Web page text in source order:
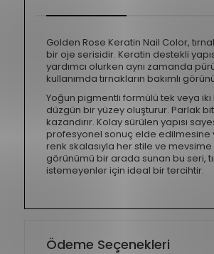
Golden Rose Keratin Nail Color,
bir oje serisidir. Keratin destekli
yardımcı olurken aynı zamanda
kullanımda tırnakların bakımlı
Yoğun pigmentli formülü tek veya
düzgün bir yüzey oluşturur. Parlak
kazandırır. Kolay sürülen yapısı
profesyonel sonuç elde edilmesine
renk skalasıyla her stile ve
görünümü bir arada sunan bu seri,
istemeyenler için ideal bir tercihtir.
Ödeme Seçenekleri